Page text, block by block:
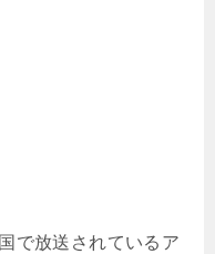
で放送されているア